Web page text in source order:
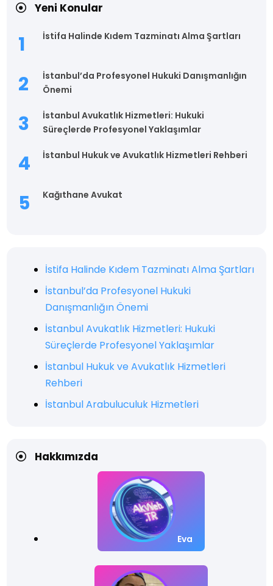
Yeni Konular
İstifa Halinde Kıdem Tazminatı Alma Şartları
İstanbul’da Profesyonel Hukuki Danışmanlığın
Önemi
İstanbul Avukatlık Hizmetleri: Hukuki
Süreçlerde Profesyonel Yaklaşımlar
İstanbul Hukuk ve Avukatlık Hizmetleri Rehberi
Kağıthane Avukat
İstifa Halinde Kıdem Tazminatı Alma Şartları
İstanbul’da Profesyonel Hukuki
Danışmanlığın Önemi
İstanbul Avukatlık Hizmetleri: Hukuki
Süreçlerde Profesyonel Yaklaşımlar
İstanbul Hukuk ve Avukatlık Hizmetleri
Rehberi
İstanbul Arabuluculuk Hizmetleri
Hakkımızda
Eva